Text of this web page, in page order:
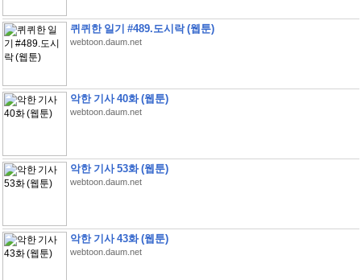
퀴퀴한 일기 #489.도시락 (웹툰)
webtoon.daum.net
악한 기사 40화 (웹툰)
webtoon.daum.net
악한 기사 53화 (웹툰)
webtoon.daum.net
악한 기사 43화 (웹툰)
webtoon.daum.net